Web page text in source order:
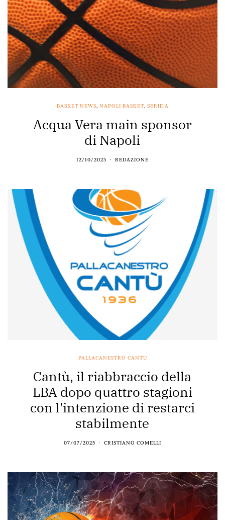
BASKET NEWS, NAPOLI BASKET, SERIE A
Acqua Vera main sponsor
di Napoli
12/10/2025 REDAZIONE
PALLACANESTRO CANTÙ
Cantù, il riabbraccio della
LBA dopo quattro stagioni
con l'intenzione di restarci
stabilmente
07/07/2025 CRISTIANO COMELLI